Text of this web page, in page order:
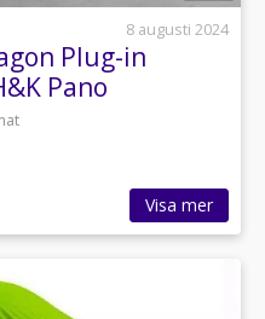
8 augusti 2024
Plug-in
Pano
Visa mer